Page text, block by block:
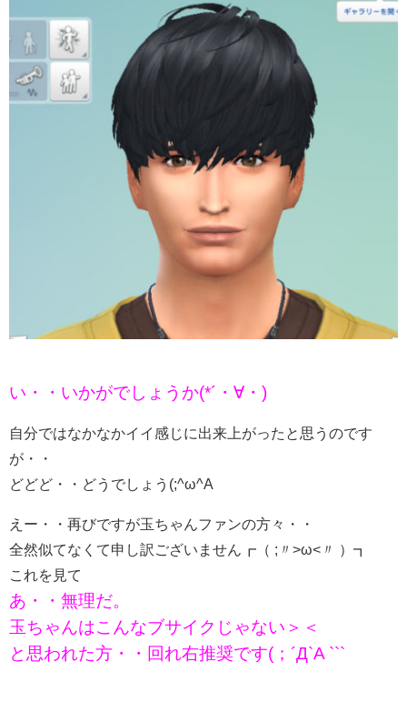
い・・いかがでしょうか(*´・∀・)
自分ではなかなかイイ感じに出来上がったと思うのです
が・・
どどど・・どうでしょう(;^ω^A
えー・・再びですが玉ちゃんファンの方々・・
全然似てなくて申し訳ございません┏（ ;〃>ω<〃 ）┓
これを見て
あ・・無理だ。
玉ちゃんはこんなブサイクじゃない＞＜
と思われた方・・回れ右推奨です(；´Д`A ```